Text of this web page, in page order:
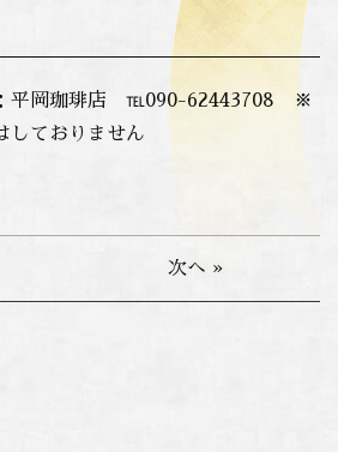
：平岡珈琲店 ℡090-62443708 ※
しておりません
次へ »